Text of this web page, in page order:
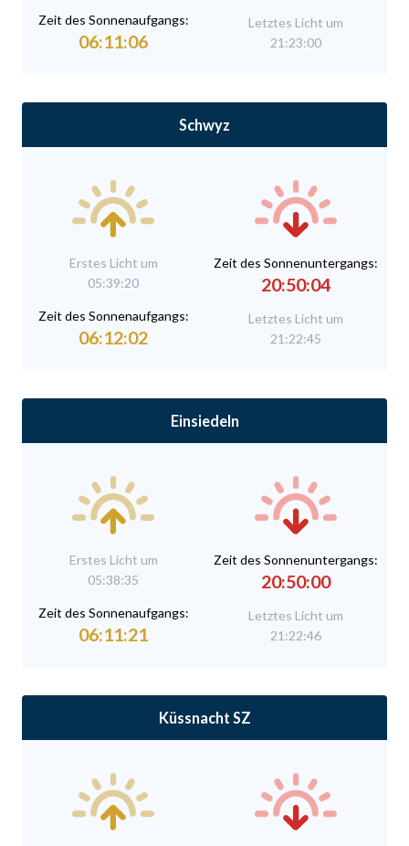
Zeit des Sonnenaufgangs:
06:11:06
Letztes Licht um
21:23:00
Schwyz
Erstes Licht um
05:39:20
Zeit des Sonnenaufgangs:
06:12:02
Zeit des Sonnenuntergangs:
20:50:04
Letztes Licht um
21:22:45
Einsiedeln
Erstes Licht um
05:38:35
Zeit des Sonnenaufgangs:
06:11:21
Zeit des Sonnenuntergangs:
20:50:00
Letztes Licht um
21:22:46
Küssnacht SZ